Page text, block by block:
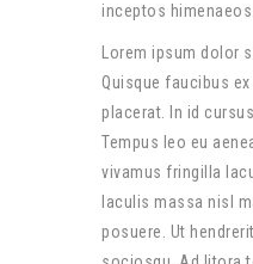
inceptos himenaeos.
Lorem ipsum dolor
Quisque faucibus
placerat. In id
Tempus leo eu
vivamus fringilla
Iaculis massa nisl
posuere. Ut